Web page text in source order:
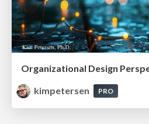
kimpetersen
PRO